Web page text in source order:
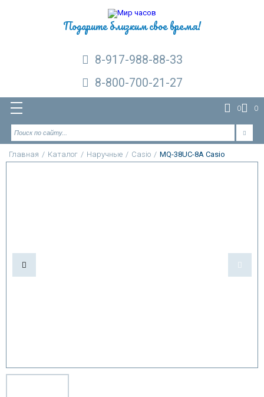
Подарите близким свое время!
8-917-988-88-33
8-800-700-21-27
0 0
Главная / Каталог / Наручные / Casio / MQ-38UC-8A Casio